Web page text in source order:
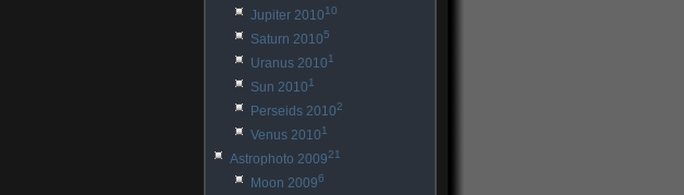
Jupiter 201010
Saturn 20105
Uranus 20101
Sun 20101
Perseids 20102
Venus 20101
Astrophoto 200921
Moon 20096